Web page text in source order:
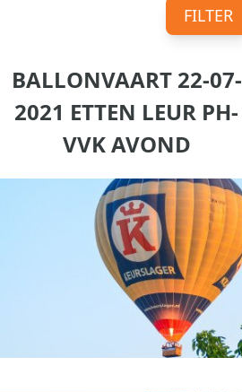
FILTER
BALLONVAART 22-07-
2021 ETTEN LEUR PH-
VVK AVOND